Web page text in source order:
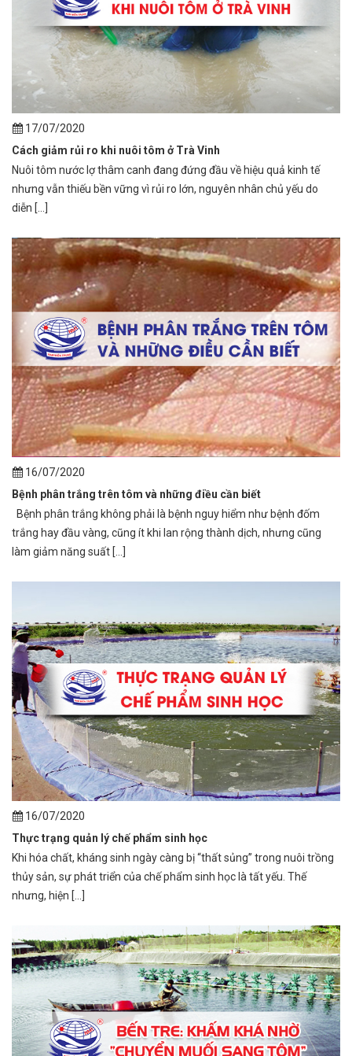
17/07/2020
Cách giảm rủi ro khi nuôi tôm ở Trà Vinh
Nuôi tôm nước lợ thâm canh đang đứng đầu về hiệu quả kinh tế
nhưng vẫn thiếu bền vững vì rủi ro lớn, nguyên nhân chủ yếu do
diễn [...]
16/07/2020
Bệnh phân trắng trên tôm và những điều cần biết
Bệnh phân trắng không phải là bệnh nguy hiểm như bệnh đốm
trắng hay đầu vàng, cũng ít khi lan rộng thành dịch, nhưng cũng
làm giảm năng suất [...]
16/07/2020
Thực trạng quản lý chế phẩm sinh học
Khi hóa chất, kháng sinh ngày càng bị “thất sủng” trong nuôi trồng
thủy sản, sự phát triển của chế phẩm sinh học là tất yếu. Thế
nhưng, hiện [...]